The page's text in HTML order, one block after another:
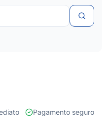
Pagamento seguro